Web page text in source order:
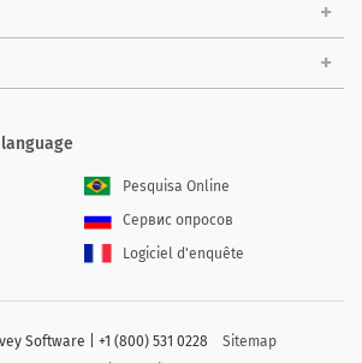
Pesquisa Online
Сервис опросов
Logiciel d'enquête
Software | +1 (800) 531 0228
Sitemap